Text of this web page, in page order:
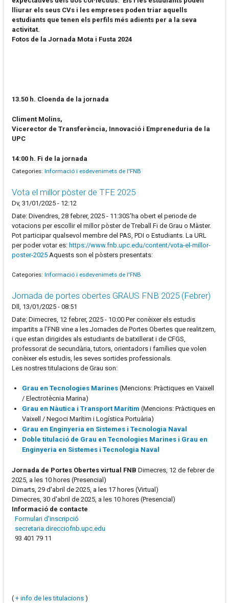
lliurar els seus CVs i les empreses poden triar aquells
estudiants que tenen els perfils més adients per a la seva
activitat.
Fotos de la Jornada Mota i Fusta 2024
13.50 h. Cloenda de la jornada
Climent Molins,
Vicerector de Transferència, Innovació i Empreneduria de la
UPC
14:00 h. Fi de la jornada
Categories: Informació i esdevenimets de l'FNB
Vota el millor pòster de TFE 2025
Dv, 31/01/2025 - 12:12
Date: Divendres, 28 febrer, 2025 - 11:30S'ha obert el periode de
votacions per escollir el millor pòster de Treball Fi de Grau o Màster.
Pot participar qualsevol membre del PAS, PDI o Estudiants. La URL
per poder votar es: https://www.fnb.upc.edu/content/vota-el-millor-
poster-2025 Aquests son el pòsters presentats:
Categories: Informació i esdevenimets de l'FNB
Jornada de portes obertes GRAUS FNB 2025 (Febrer)
Dll, 13/01/2025 - 08:51
Date: Dimecres, 12 febrer, 2025 - 10:00 Per conèixer els estudis
impartits a l'FNB vine a les Jornades de Portes Obertes que realitzem,
i que estan dirigides als estudiants de batxillerat i de CFGS,
professorat de secundària, tutors, orientadors i famílies que volen
conèixer els estudis, les seves sortides professionals.
Les nostres titulacions de Grau son:
Grau en Tecnologies Marines (Mencions: Pràctiques en Vaixell
/ Electrotècnia Marina)
Grau en Nàutica i Transport Marítim (Mencions: Pràctiques en
Vaixell / Negoci Marítim i Logística Portuària)
Grau en Enginyeria en Sistemes i Tecnologia Naval
Doble titulació de Grau en Tecnologies Marines i Grau en
Enginyeria en Sistemes i Tecnologia Naval
Jornada de Portes Obertes virtual FNB Dimecres, 12 de febrer de
2025, a les 10 hores (Presencial)
Dimarts, 29 d'abril de 2025, a les 17 hores (Virtual)
Dimecres, 30 d'abril de 2025, a les 10 hores (Presencial)
Informació de contacte
Formulari d'inscripció
secretaria.direcciofnb.upc.edu
93 401 79 11
( + info de les titulacions )